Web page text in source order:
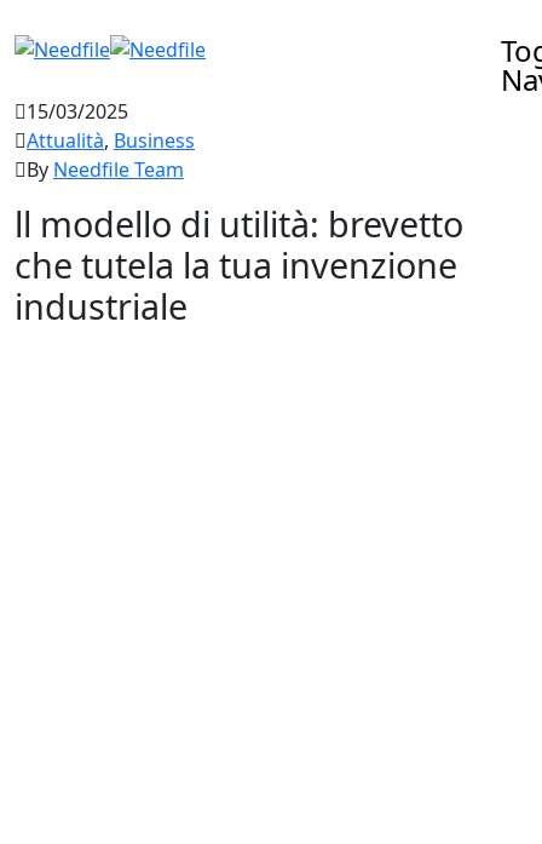
15/03/2025
Attualità, Business
By Needfile Team
ll modello di utilità: brevetto
che tutela la tua invenzione
industriale